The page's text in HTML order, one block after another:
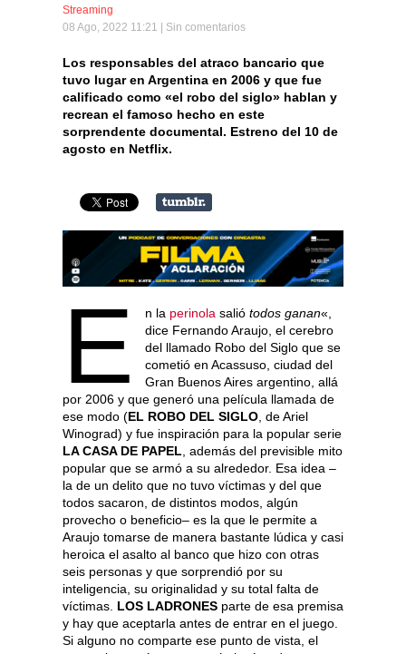
Streaming
08 Ago, 2022 11:21 | Sin comentarios
Los responsables del atraco bancario que
tuvo lugar en Argentina en 2006 y que fue
calificado como «el robo del siglo» hablan y
recrean el famoso hecho en este
sorprendente documental. Estreno del 10 de
agosto en Netflix.
E n la perinola salió todos ganan«,
dice Fernando Araujo, el cerebro
del llamado Robo del Siglo que se
cometió en Acassuso, ciudad del
Gran Buenos Aires argentino, allá
por 2006 y que generó una película llamada de
ese modo (EL ROBO DEL SIGLO , de Ariel
Winograd) y fue inspiración para la popular serie
LA CASA DE PAPEL , además del previsible mito
popular que se armó a su alrededor. Esa idea –
la de un delito que no tuvo víctimas y del que
todos sacaron, de distintos modos, algún
provecho o beneficio– es la que le permite a
Araujo tomarse de manera bastante lúdica y casi
heroica el asalto al banco que hizo con otras
seis personas y que sorprendió por su
inteligencia, su originalidad y su total falta de
víctimas. LOS LADRONES parte de esa premisa
y hay que aceptarla antes de entrar en el juego.
Si alguno no comparte ese punto de vista, el